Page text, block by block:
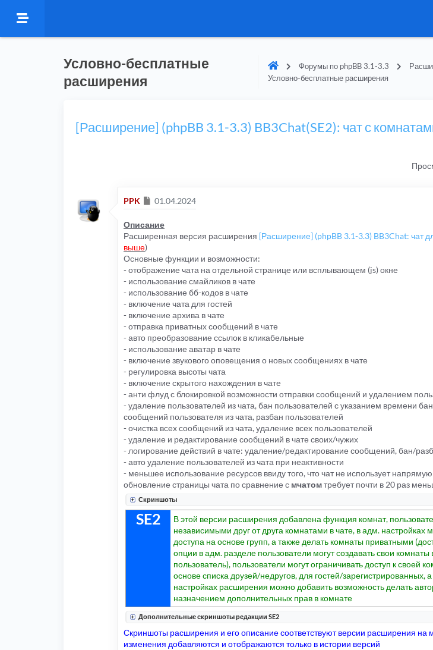
Условно-бесплатные
расширения
Форумы по phpBB 3.1-3.3
Условно-бесплатные расширения
[Расширение] (phpBB 3.1-3.3) BB3Chat(SE2): чат с
PPK Сообщение
01.04.2024
Описание
Расширенная версия расширения [Расширение] (phpBB 3.1-3.3) BB3Chat: чат
выше)
Основные функции и возможности:
- отображение чата на отдельной странице или всплывающем (js) окне
- использование смайликов в чате
- использование бб-кодов в чате
- включение чата для гостей
- включение архива в чате
- отправка приватных сообщений в чате
- авто преобразование ссылок в кликабельные
- использование аватар в чате
- включение звукового оповещения о новых сообщениях в чате
- регулировка высоты чата
- включение скрытого нахождения в чате
- анти флуд с блокировкой возможности отправки сообщений и удалением
- удаление пользователей из чата, бан пользователей с указанием времени
сообщений пользователя из чата, разбан пользователей
- очистка всех сообщений из чата, удаление всех пользователей
- удаление и редактирование сообщений в чате своих/чужих
- логирование действий в чате: удаление/редактирование сообщений, бан/
- авто удаление пользователей из чата при неактивности
- меньшее использование ресурсов ввиду того, что чат не использует
обновление страницы чата по сравнение с мчатомтребует почти в 20 раз
Скриншоты
SE2
В этой версии расширения добавлена функция комнат,
независимыми друг от друга комнатами в чате, в адм. настройках
доступа на основе групп, а также делать комнаты приватными
опции в адм. разделе пользователи могут создавать свои
пользователь), пользователи могут ограничивать доступ к своей
основе списка друзей/недругов, для гостей/
настройках расширения можно добавить возможность делать
назначением дополнительных прав в комнате
Дополнительные скриншоты редакции SE2
Скриншоты расширения и его описание соответствуют версии расширения на
изменения добавляются и отображаются только в истории версий